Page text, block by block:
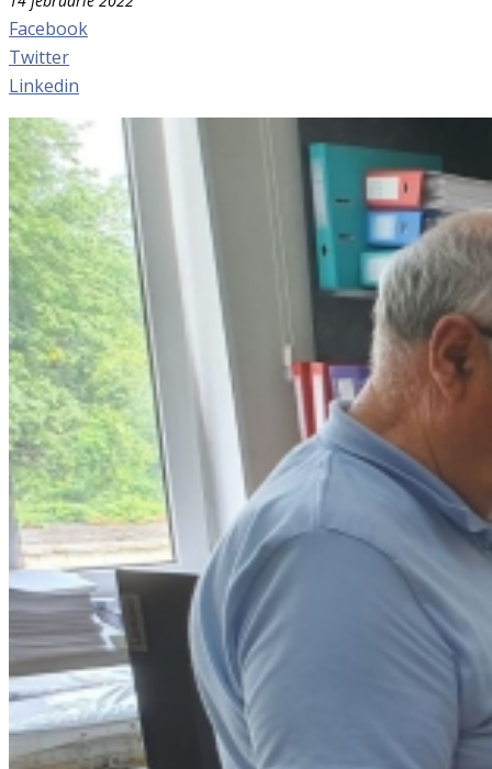
Facebook
Twitter
Linkedin